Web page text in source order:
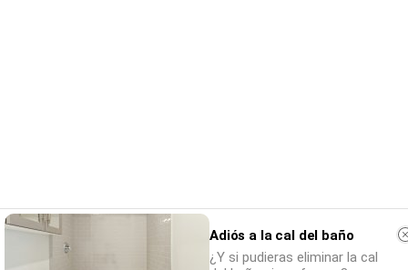
Adiós a la cal del baño
¿Y si pudieras eliminar la cal